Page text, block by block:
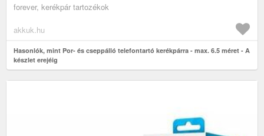
forever, kerékpár tartozékok
akkuk.hu
Hasonlók, mint Por- és cseppálló telefontartó kerékpárra - max. 6.5 méret - A
készlet erejéig